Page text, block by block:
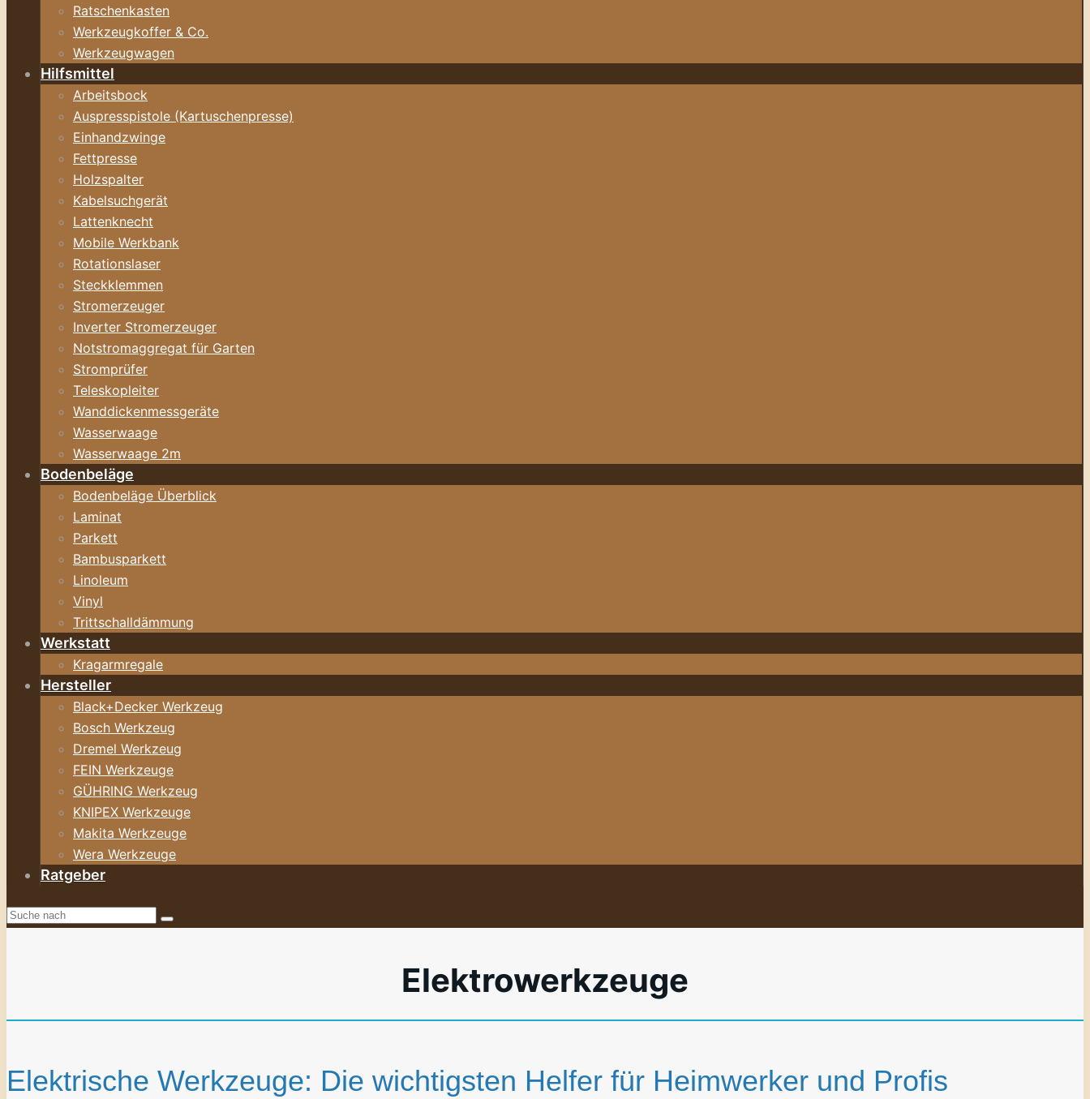
Ratschenkasten
Werkzeugkoffer & Co.
Werkzeugwagen
Hilfsmittel
Arbeitsbock
Auspresspistole (Kartuschenpresse)
Einhandzwinge
Fettpresse
Holzspalter
Kabelsuchgerät
Lattenknecht
Mobile Werkbank
Rotationslaser
Steckklemmen
Stromerzeuger
Inverter Stromerzeuger
Notstromaggregat für Garten
Stromprüfer
Teleskopleiter
Wanddickenmessgeräte
Wasserwaage
Wasserwaage 2m
Bodenbeläge
Bodenbeläge Überblick
Laminat
Parkett
Bambusparkett
Linoleum
Vinyl
Trittschalldämmung
Werkstatt
Kragarmregale
Hersteller
Black+Decker Werkzeug
Bosch Werkzeug
Dremel Werkzeug
FEIN Werkzeuge
GÜHRING Werkzeug
KNIPEX Werkzeuge
Makita Werkzeuge
Wera Werkzeuge
Ratgeber
Elektrowerkzeuge
Elektrische Werkzeuge: Die wichtigsten Helfer für Heimwerker und Profis